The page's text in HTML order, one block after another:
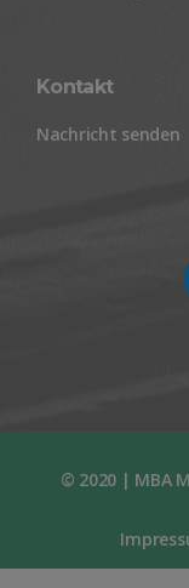
Kontakt
Nachricht senden
© 2020 | MBA